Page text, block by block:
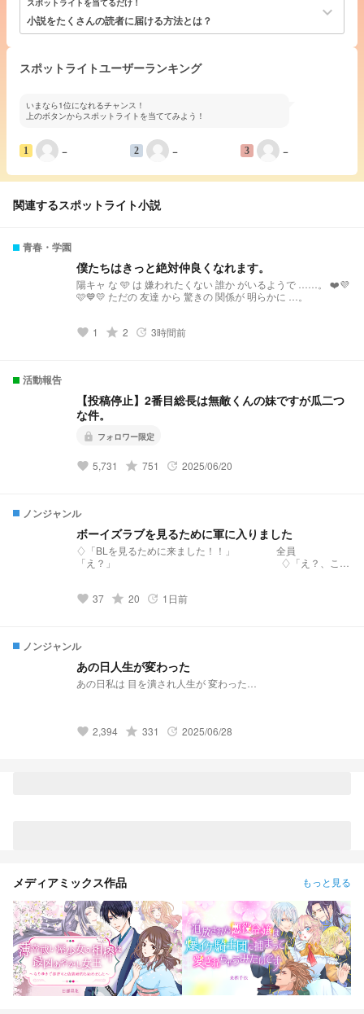
スポットライトを当てるだけ！
小説をたくさんの読者に届ける方法とは？ keyboard_arrow_down
スポットライトユーザーランキング
いまなら1位になれるチャンス！
上のボタンからスポットライトを当ててみよう！
1 − 2 − 3 −
関連するスポットライト小説
青春・学園
僕たちはきっと絶対仲良くなれます。
陽キャ な 🩵 は 嫌われたくない 誰か がいるようで ……。 ❤️💜
🩷💙💛 ただの 友達 から 驚きの 関係が 明らかに …。
favorite 1 grade 2 update 3時間前
活動報告
【投稿停止】2番目総長は無敵くんの妹ですが瓜二つ
な件。
lock フォロワー限定
favorite 5,731 grade 751 update 2025/06/20
ノンジャンル
ボーイズラブを見るために軍に入りました
♢「BLを見るために来ました！！」 全員
「え？」 ♢「え？、こっ
「は？」 新感覚ボーイズ
favorite 37 grade 20 update 1日前
ノンジャンル
あの日人生が変わった
あの日私は 目を潰され人生が 変わった…
favorite 2,394 grade 331 update 2025/06/28
メディアミックス作品 もっと見る